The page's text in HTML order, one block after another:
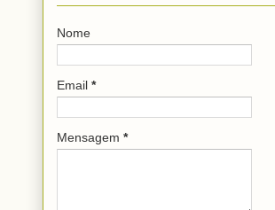
Nome
Email *
Mensagem *